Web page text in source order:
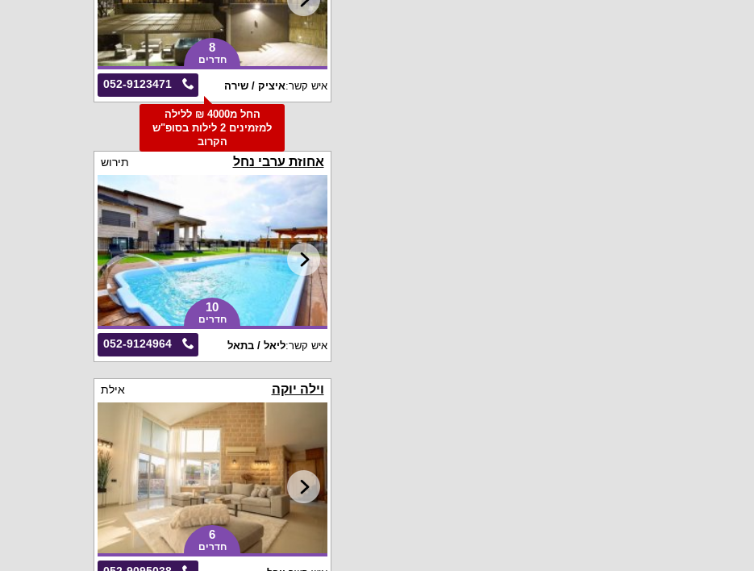
8
חדרים
052-9123471 איש קשר:איציק / שירה
החל מ4000 ₪ ללילה
למזמינים 2 לילות בסופ"ש
הקרוב
אחוזת ערבי נחל תירוש
10
חדרים
052-9124964 איש קשר:ליאל / בתאל
וילה יוקה אילת
6
חדרים